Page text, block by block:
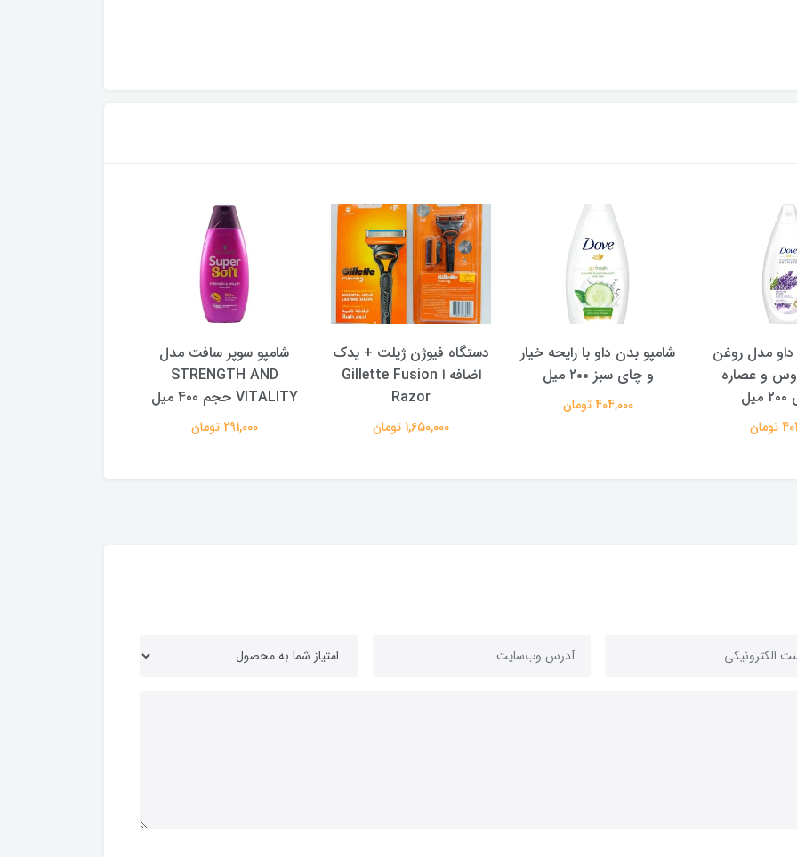
مدل روغن
و عصاره
شامپو بدن داو با رایحه خیار
و چای سبز ۲۰۰ میل
404,000 تومان
دستگاه فیوژن ژیلت + یدک
اضافه ا Gillette Fusion
Razor
1,650,000 تومان
شامپو سوپر سافت مدل
STRENGTH AND
VITALITY حجم 400 میل
291,000 تومان